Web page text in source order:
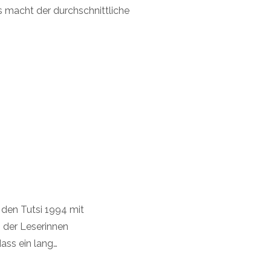
macht der durchschnittliche
Tutsi 1994 mit
Leserinnen
ein lang…